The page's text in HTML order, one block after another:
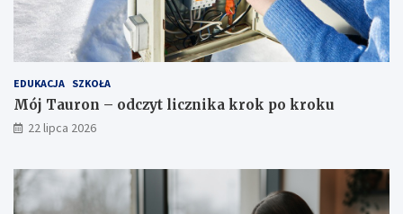
EDUKACJA SZKOŁA
Mój Tauron – odczyt licznika krok po kroku
22 lipca 2026